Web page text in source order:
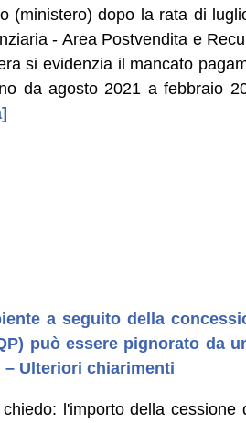
(ministero) dopo la rata di
- Area Postvendita e
si evidenzia il mancato
da agosto 2021 a febbraio
a seguito della
può essere pignorato da
Ulteriori chiarimenti
l'importo della cessione